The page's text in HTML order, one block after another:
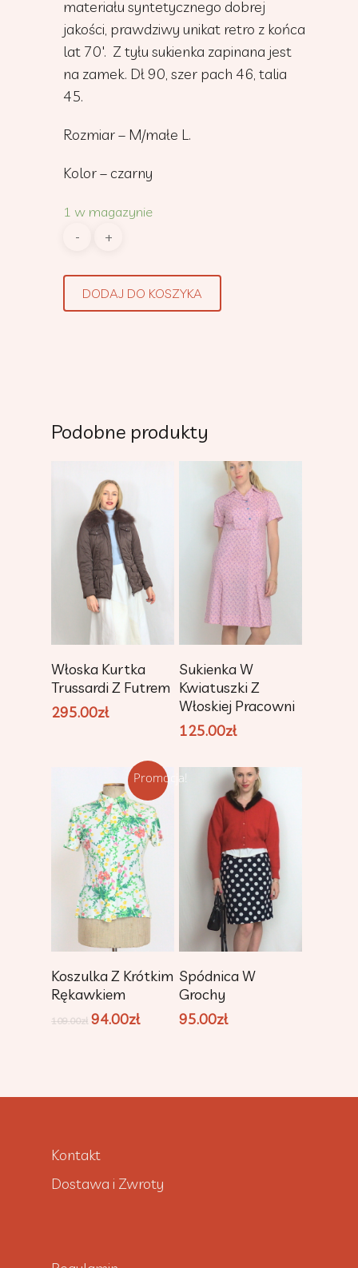
materiału syntetycznego dobrej
jakości, prawdziwy unikat retro z końca
lat 70′. Z tyłu sukienka zapinana jest
na zamek. Dł 90, szer pach 46, talia
45.
Rozmiar – M/małe L.
Kolor – czarny
1 w magazynie
DODAJ DO KOSZYKA
Podobne produkty
Dodaj Do
Koszyka
Włoska Kurtka
Trussardi Z Futrem
295.00zł
Dodaj Do
Koszyka
Sukienka W
Kwiatuszki Z
Włoskiej Pracowni
125.00zł
Promocja!
Dodaj Do
Koszyka
Koszulka Z Krótkim
Rękawkiem
109.00zł 94.00zł
Dodaj Do
Spódnica W
Grochy
95.00zł
Kontakt
Dostawa i Zwroty